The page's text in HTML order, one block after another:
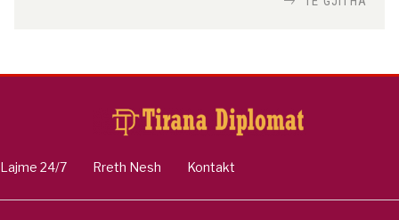
inteligjente izraelite
Lajme 24/7 Rreth Nesh Kontakt